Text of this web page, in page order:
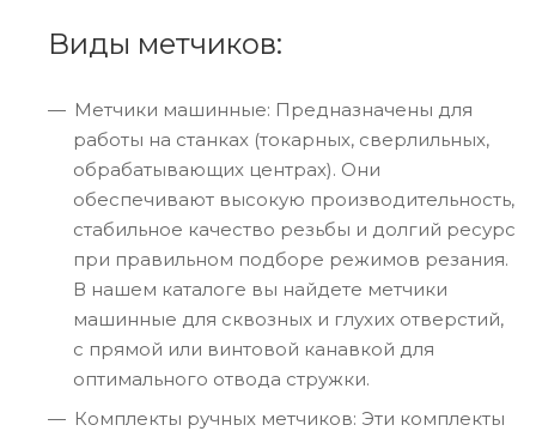
Виды метчиков:
Метчики машинные: Предназначены для
работы на станках (токарных, сверлильных,
обрабатывающих центрах). Они
обеспечивают высокую производительность,
стабильное качество резьбы и долгий ресурс
при правильном подборе режимов резания.
В нашем каталоге вы найдете метчики
машинные для сквозных и глухих отверстий,
с прямой или винтовой канавкой для
оптимального отвода стружки.
Комплекты ручных метчиков: Эти комплекты